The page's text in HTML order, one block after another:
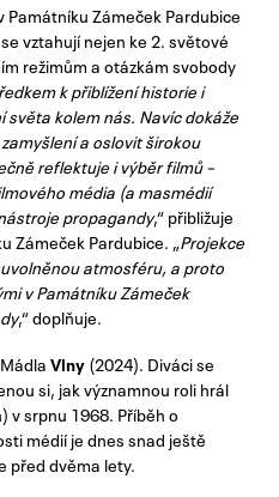
Zámeček Pardubice
vztahují nejen ke 2. světové
režimům a otázkám svobody
k přiblížení historie i
světa kolem nás. Navíc dokáže
a oslovit širokou
reflektuje i výběr filmů –
média (a masmédií
propagandy,“ přibližuje
Zámeček Pardubice. „ Projekce
atmosféru, a proto
v Památníku Zámeček
,“ doplňuje.
Vlny (2024). Diváci se
si, jak významnou roli hrál
v srpnu 1968. Příběh o
médií je dnes snad ještě
před dvěma lety.